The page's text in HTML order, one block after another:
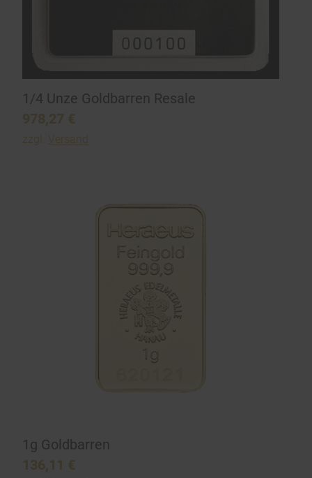
1/4 Unze Goldbarren Resale
978,27 €
zzgl. Versand
1g Goldbarren
136,11 €